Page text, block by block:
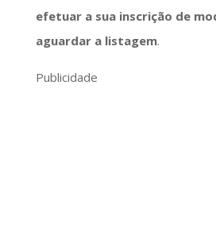
efetuar a sua inscrição de
aguardar a listagem.
Publicidade